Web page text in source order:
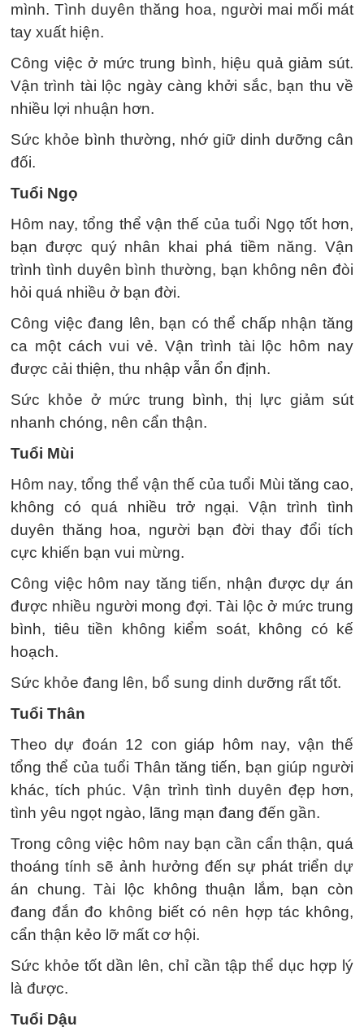
mình. Tình duyên thăng hoa, người mai mối mát
tay xuất hiện.
Công việc ở mức trung bình, hiệu quả giảm sút.
Vận trình tài lộc ngày càng khởi sắc, bạn thu về
nhiều lợi nhuận hơn.
Sức khỏe bình thường, nhớ giữ dinh dưỡng cân
đối.
Tuổi Ngọ
Hôm nay, tổng thể vận thế của tuổi Ngọ tốt hơn,
bạn được quý nhân khai phá tiềm năng. Vận
trình tình duyên bình thường, bạn không nên đòi
hỏi quá nhiều ở bạn đời.
Công việc đang lên, bạn có thể chấp nhận tăng
ca một cách vui vẻ. Vận trình tài lộc hôm nay
được cải thiện, thu nhập vẫn ổn định.
Sức khỏe ở mức trung bình, thị lực giảm sút
nhanh chóng, nên cẩn thận.
Tuổi Mùi
Hôm nay, tổng thể vận thế của tuổi Mùi tăng cao,
không có quá nhiều trở ngại. Vận trình tình
duyên thăng hoa, người bạn đời thay đổi tích
cực khiến bạn vui mừng.
Công việc hôm nay tăng tiến, nhận được dự án
được nhiều người mong đợi. Tài lộc ở mức trung
bình, tiêu tiền không kiểm soát, không có kế
hoạch.
Sức khỏe đang lên, bổ sung dinh dưỡng rất tốt.
Tuổi Thân
Theo dự đoán 12 con giáp hôm nay, vận thế
tổng thể của tuổi Thân tăng tiến, bạn giúp người
khác, tích phúc. Vận trình tình duyên đẹp hơn,
tình yêu ngọt ngào, lãng mạn đang đến gần.
Trong công việc hôm nay bạn cần cẩn thận, quá
thoáng tính sẽ ảnh hưởng đến sự phát triển dự
án chung. Tài lộc không thuận lắm, bạn còn
đang đắn đo không biết có nên hợp tác không,
cẩn thận kẻo lỡ mất cơ hội.
Sức khỏe tốt dần lên, chỉ cần tập thể dục hợp lý
là được.
Tuổi Dậu